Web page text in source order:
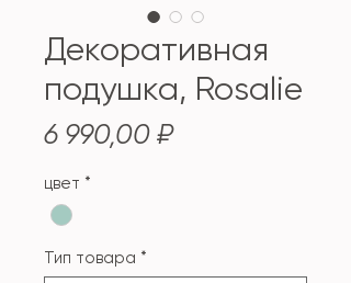
Декоративная
подушка, Rosalie
6 990,00 ₽Цена
цвет *
Тип товара *